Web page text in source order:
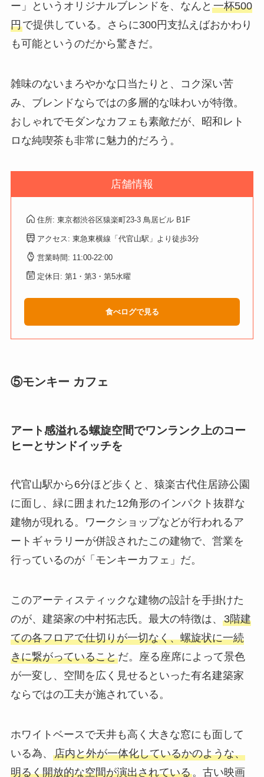
ー」というオリジナルブレンドを、なんと 一杯500
円で提供している。さらに300円支払えばおかわり
も可能というのだから驚きだ。
雑味のないまろやかな口当たりと、コク深い苦
み、ブレンドならではの多層的な味わいが特徴。
おしゃれでモダンなカフェも素敵だが、昭和レト
ロな純喫茶も非常に魅力的だろう。
店舗情報
住所: 東京都渋谷区猿楽町23-3 鳥居ビル B1F
アクセス: 東急東横線「代官山駅」より徒歩3分
営業時間: 11:00-22:00
定休日: 第1・第3・第5水曜
食べログで見る
⑤モンキー カフェ
アート感溢れる螺旋空間でワンランク上のコー
ヒーとサンドイッチを
代官山駅から6分ほど歩くと、猿楽古代住居跡公園
に面し、緑に囲まれた12角形のインパクト抜群な
建物が現れる。ワークショップなどが行われるア
ートギャラリーが併設された この建物で、営業を
行っているのが「モンキーカフェ」だ。
このアーティスティックな建物の設計を手掛けた
のが、 建築家の中村拓志氏。最大の特徴は、 3階建
ての各フロアで仕切りが一切なく、螺旋状に一続
きに繋がっていることだ。座る座席によって景色
が一変し、空間を広く見せるといった有名建築家
ならではの工夫が施されている。
ホワイトベースで天井も高く大きな窓にも面して
いる為、 店内と外が一体化しているかのような、
明るく開放的な空間が演出されている。古い映画